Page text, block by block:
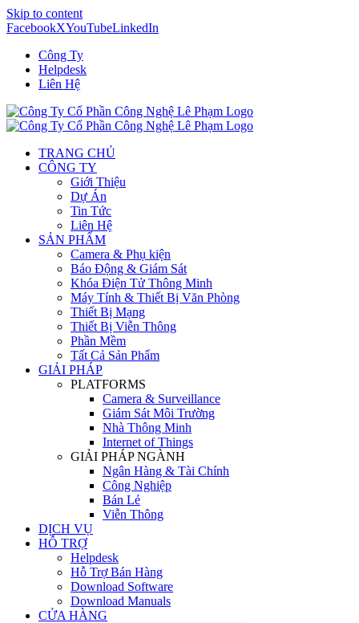
Skip to content
FacebookXYouTubeLinkedIn
Công Ty
Helpdesk
Liên Hệ
TRANG CHỦ
CÔNG TY
Giới Thiệu
Dự Án
Tin Tức
Liên Hệ
SẢN PHẨM
Camera & Phụ kiện
Báo Động & Giám Sát
Khóa Điện Tử Thông Minh
Máy Tính & Thiết Bị Văn Phòng
Thiết Bị Mạng
Thiết Bị Viễn Thông
Phần Mềm
Tất Cả Sản Phẩm
GIẢI PHÁP
PLATFORMS
Camera & Surveillance
Giám Sát Môi Trường
Nhà Thông Minh
Internet of Things
GIẢI PHÁP NGÀNH
Ngân Hàng & Tài Chính
Công Nghiệp
Bán Lẻ
Viễn Thông
DỊCH VỤ
HỖ TRỢ
Helpdesk
Hỗ Trợ Bán Hàng
Download Software
Download Manuals
CỬA HÀNG